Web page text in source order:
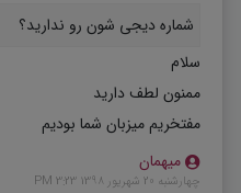
شماره دیجی شون رو ندارید؟
سلام
ممنون لطف دارید
مفتخریم میزبان شما بودیم
میهمان
چهارشنبه 20 شهریور 1398 3:23 PM